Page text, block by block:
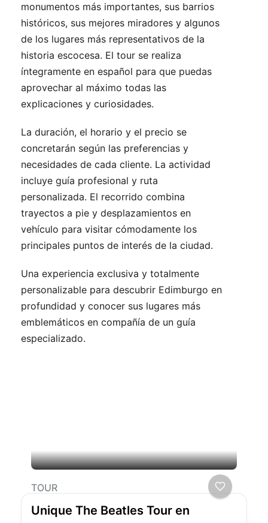
monumentos más importantes, sus barrios
históricos, sus mejores miradores y algunos
de los lugares más representativos de la
historia escocesa. El tour se realiza
íntegramente en español para que puedas
aprovechar al máximo todas las
explicaciones y curiosidades.
La duración, el horario y el precio se
concretarán según las preferencias y
necesidades de cada cliente. La actividad
incluye guía profesional y ruta
personalizada. El recorrido combina
trayectos a pie y desplazamientos en
vehículo para visitar cómodamente los
principales puntos de interés de la ciudad.
Una experiencia exclusiva y totalmente
personalizable para descubrir Edimburgo en
profundidad y conocer sus lugares más
emblemáticos en compañía de un guía
especializado.
TOUR
Unique The Beatles Tour en